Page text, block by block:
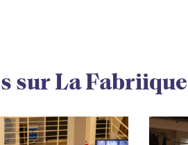
sur La Fabriique